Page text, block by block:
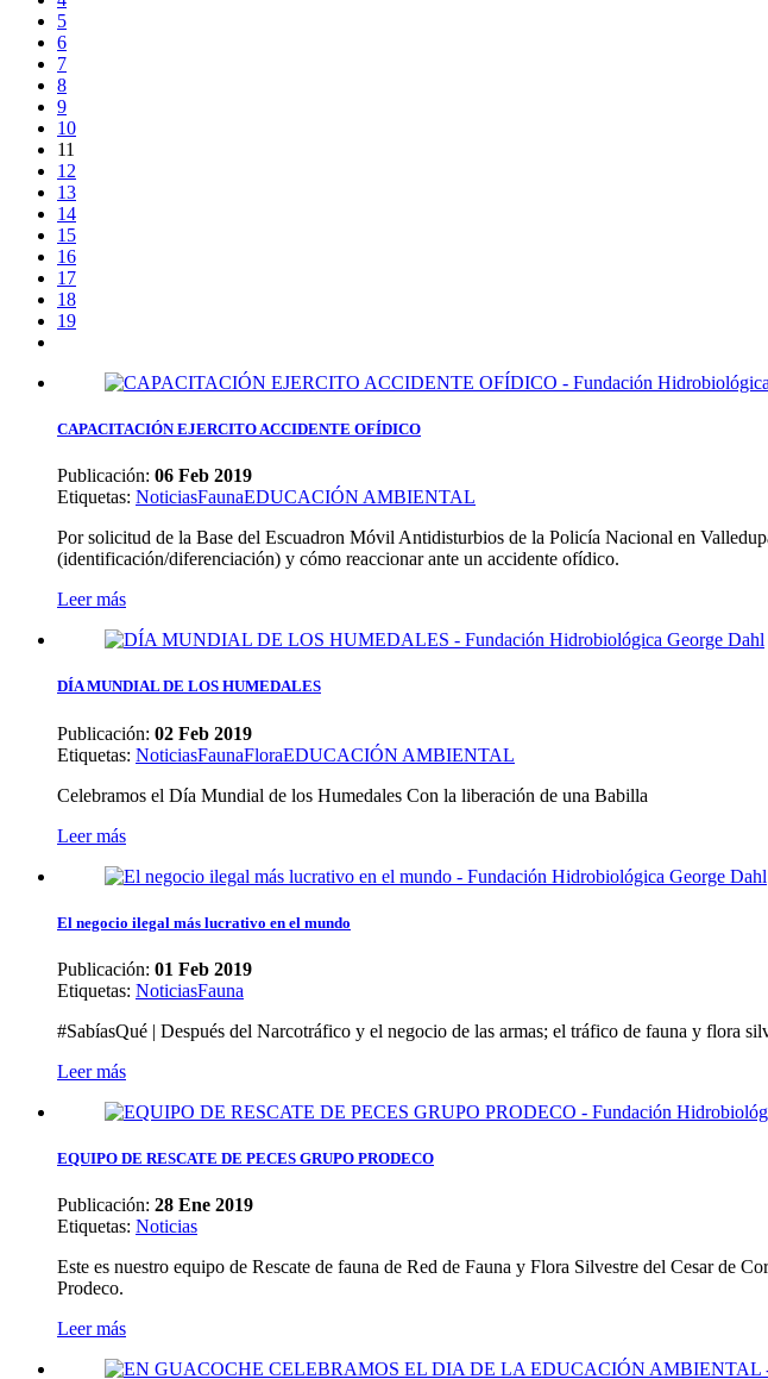
5
6
7
8
9
10
11
12
13
14
15
16
17
18
19
CAPACITACIÓN EJERCITO ACCIDENTE OFÍDICO
Publicación: 06 Feb 2019
Etiquetas: NoticiasFaunaEDUCACIÓN AMBIENTAL
Por solicitud de la Base del Escuadron Móvil Antidisturbios de la Policía Nacional en
(identificación/diferenciación) y cómo reaccionar ante un accidente ofídico.
Leer más
DÍA MUNDIAL DE LOS HUMEDALES
Publicación: 02 Feb 2019
Etiquetas: NoticiasFaunaFloraEDUCACIÓN AMBIENTAL
Celebramos el Día Mundial de los Humedales Con la liberación de una Babilla
Leer más
El negocio ilegal más lucrativo en el mundo
Publicación: 01 Feb 2019
Etiquetas: NoticiasFauna
#SabíasQué | Después del Narcotráfico y el negocio de las armas; el tráfico de fauna y flora
Leer más
EQUIPO DE RESCATE DE PECES GRUPO PRODECO
Publicación: 28 Ene 2019
Etiquetas: Noticias
Este es nuestro equipo de Rescate de fauna de Red de Fauna y Flora Silvestre del Cesar de
Prodeco.
Leer más